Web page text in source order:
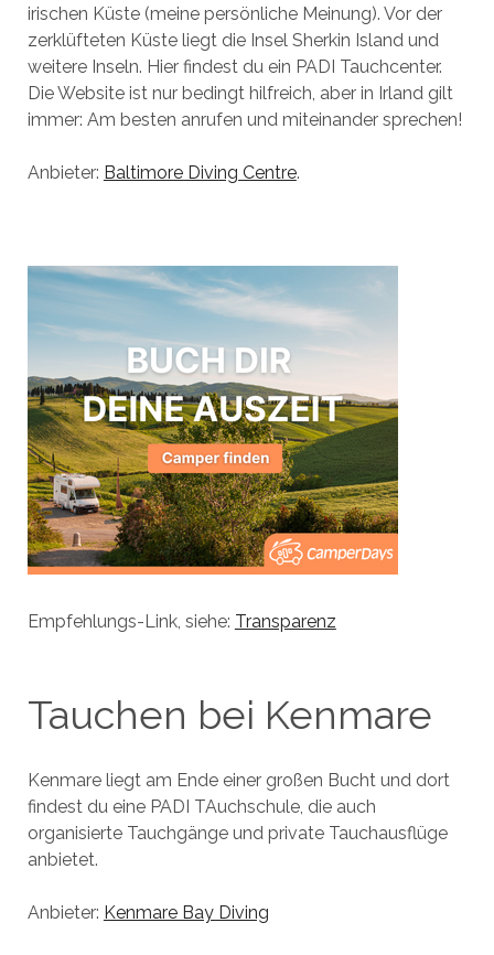
irischen Küste (meine persönliche Meinung). Vor der
zerklüfteten Küste liegt die Insel Sherkin Island und
weitere Inseln. Hier findest du ein PADI Tauchcenter.
Die Website ist nur bedingt hilfreich, aber in Irland gilt
immer: Am besten anrufen und miteinander sprechen!
Anbieter: Baltimore Diving Centre.
Empfehlungs-Link, siehe: Transparenz
Tauchen bei Kenmare
Kenmare liegt am Ende einer großen Bucht und dort
findest du eine PADI TAuchschule, die auch
organisierte Tauchgänge und private Tauchausflüge
anbietet.
Anbieter: Kenmare Bay Diving